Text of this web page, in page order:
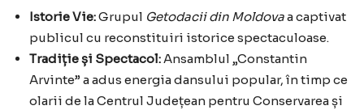
Istorie Vie:Grupul Getodacii din Moldovaa captivat
publicul cu reconstituiri istorice spectaculoase.
Tradiție și Spectacol:Ansamblul „Constantin
Arvinte” a adus energia dansului popular, în timp ce
olarii de la Centrul Județean pentru Conservarea și